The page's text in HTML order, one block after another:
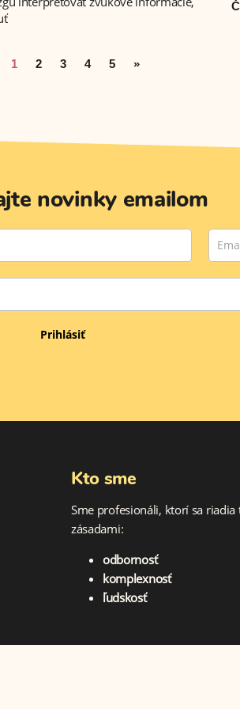
1 2 3 4 5 »
novinky emailom
Prihlásiť
Kto sme
Sme profesionáli, ktorí sa
zásadami:
odbornosť
komplexnosť
ľudskosť